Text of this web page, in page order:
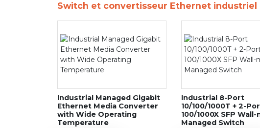
Switch et convertisseur Ethernet industriel
Industrial Managed Gigabit
Ethernet Media Converter
with Wide Operating
Temperature
Industrial 8-Port
10/100/1000T + 2-
100/1000X SFP
Managed Switch